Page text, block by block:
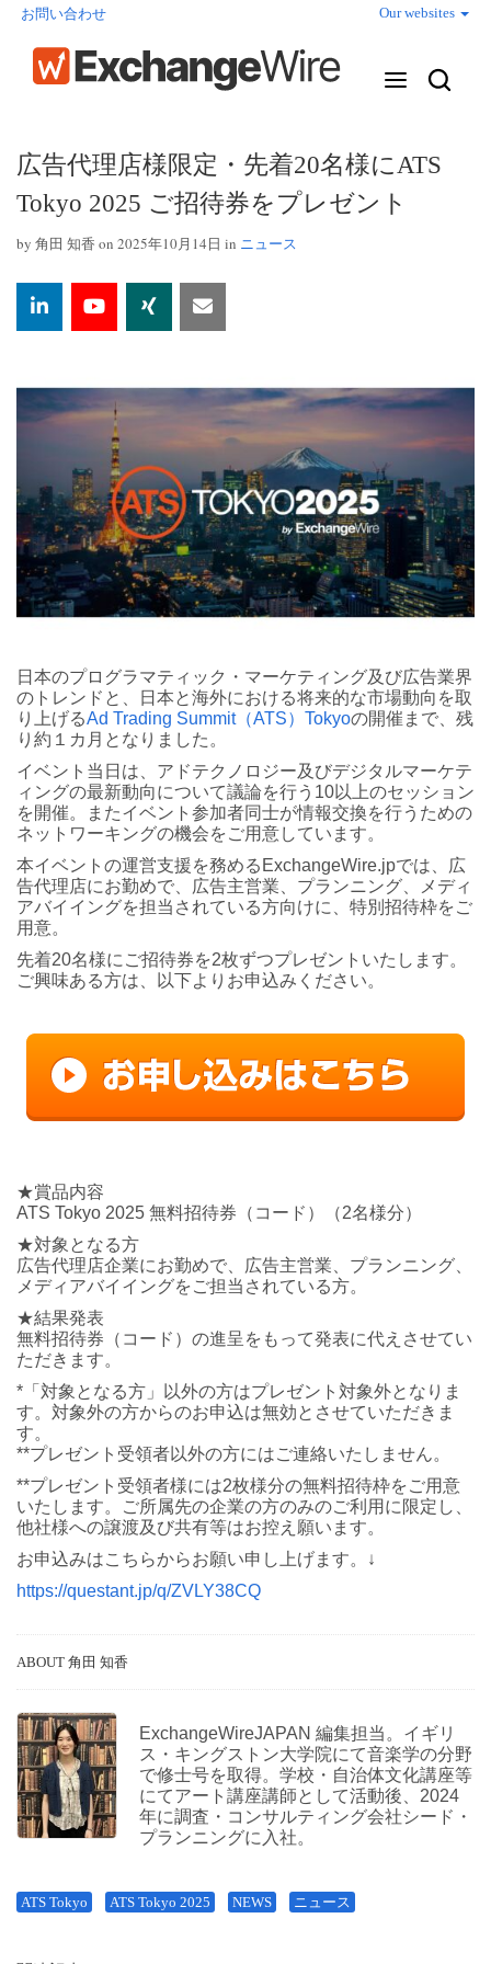
お問い合わせ Our websites
広告代理店様限定・先着20名様にATS
Tokyo 2025 ご招待券をプレゼント
by 角田 知香 on 2025年10月14日 in ニュース
日本のプログラマティック・マーケティング及び広告業界
のトレンドと、日本と海外における将来的な市場動向を取
り上げるAd Trading Summit（ATS）Tokyoの開催まで、残
り約１カ月となりました。
イベント当日は、アドテクノロジー及びデジタルマーケテ
ィングの最新動向について議論を行う10以上のセッション
を開催。またイベント参加者同士が情報交換を行うための
ネットワーキングの機会をご用意しています。
本イベントの運営支援を務めるExchangeWire.jpでは、広
告代理店にお勤めで、広告主営業、プランニング、メディ
アバイイングを担当されている方向けに、特別招待枠をご
用意。
先着20名様にご招待券を2枚ずつプレゼントいたします。
ご興味ある方は、以下よりお申込みください。
★賞品内容
ATS Tokyo 2025 無料招待券（コード）（2名様分）
★対象となる方
広告代理店企業にお勤めで、広告主営業、プランニング、
メディアバイイングをご担当されている方。
★結果発表
無料招待券（コード）の進呈をもって発表に代えさせてい
ただきます。
*「対象となる方」以外の方はプレゼント対象外となりま
す。対象外の方からのお申込は無効とさせていただきま
す。
**プレゼント受領者以外の方にはご連絡いたしません。
**プレゼント受領者様には2枚様分の無料招待枠をご用意
いたします。ご所属先の企業の方のみのご利用に限定し、
他社様への譲渡及び共有等はお控え願います。
お申込みはこちらからお願い申し上げます。↓
https://questant.jp/q/ZVLY38CQ
ABOUT 角田 知香
ExchangeWireJAPAN 編集担当。イギリ
ス・キングストン大学院にて音楽学の分野
で修士号を取得。学校・自治体文化講座等
にてアート講座講師として活動後、2024
年に調査・コンサルティング会社シード・
プランニングに入社。
ATS Tokyo ATS Tokyo 2025 NEWS ニュース